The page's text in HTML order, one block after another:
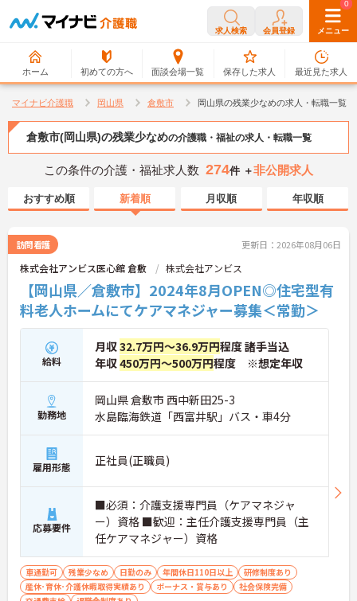
求人検索 会員登録 メニュー
ホーム 初めての方へ 面談会場一覧
0
保存した求人
0
最近見た求人
マイナビ介護職 岡山県 倉敷市 岡山県の残業少なめの求人・転職一覧
倉敷市(岡山県)の残業少なめの介護職・福祉の求人・転職一覧
この条件の介護・福祉求人数 274件 ＋非公開求人
おすすめ順 新着順 月収順 年収順
訪問看護 更新日：2026年08月06日
株式会社アンビス医心館 倉敷 株式会社アンビス
【岡山県／倉敷市】2024年8月OPEN◎住宅型有
料老人ホームにてケアマネジャー募集＜常勤＞
給料
月収32.7万円～36.9万円程度 諸手当込
年収450万円～500万円程度 ※想定年収
勤務地
岡山県 倉敷市 西中新田25-3
水島臨海鉄道「西富井駅」バス・車4分
雇用形態 正社員(正職員)
応募要件
■必須：介護支援専門員（ケアマネジャ
ー）資格 ■歓迎：主任介護支援専門員（主
任ケアマネジャー）資格
車通勤可 残業少なめ 日勤のみ 年間休日110日以上
研修制度あり
産休･育休･介護休暇取得実績あり
ボーナス・賞与あり
社会保険完備